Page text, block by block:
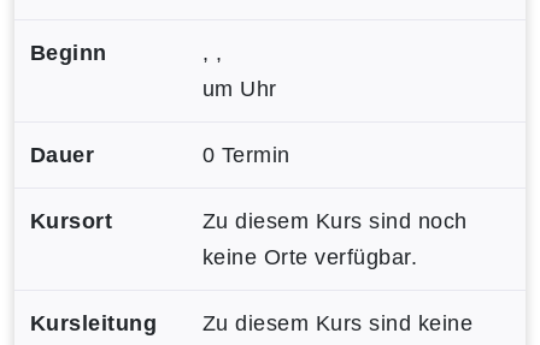
Beginn
, ,
um Uhr
Dauer 0 Termin
Kursort
Zu diesem Kurs sind noch
keine Orte verfügbar.
Kursleitung
Zu diesem Kurs sind keine